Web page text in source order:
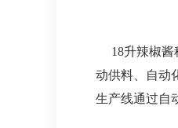
18升辣椒酱
动供料、自动
生产线通过自